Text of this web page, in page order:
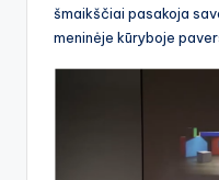
šmaikščiai pasakoja
meninėje kūryboje